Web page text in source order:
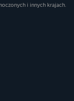
i innych krajach.